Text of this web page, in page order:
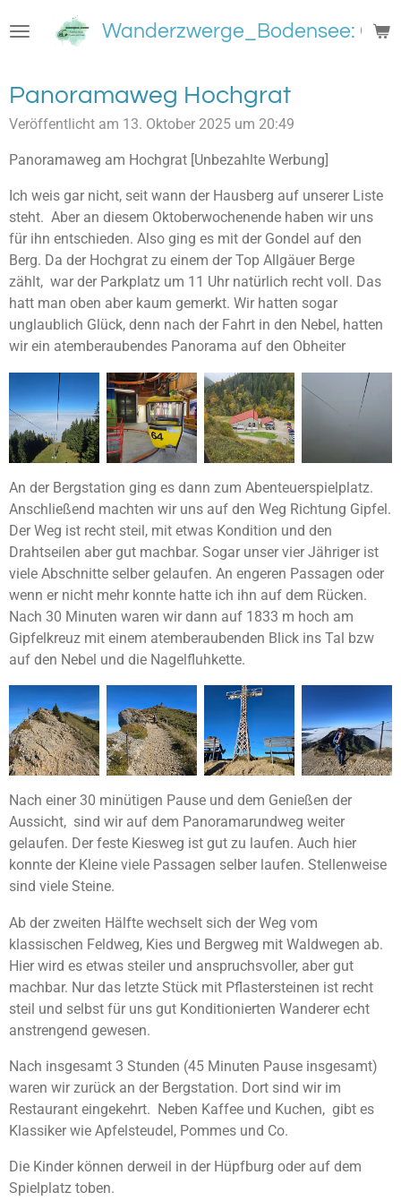
Hauptinhalt
Wanderzwerge_Bodensee:
Panoramaweg Hochgrat
Veröffentlicht am 13. Oktober 2025 um 20:49
Panoramaweg am Hochgrat [Unbezahlte Werbung]
Ich weis gar nicht, seit wann der Hausberg auf unserer Liste
steht. Aber an diesem Oktoberwochenende haben wir uns
für ihn entschieden. Also ging es mit der Gondel auf den
Berg. Da der Hochgrat zu einem der Top Allgäuer Berge
zählt, war der Parkplatz um 11 Uhr natürlich recht voll. Das
hatt man oben aber kaum gemerkt. Wir hatten sogar
unglaublich Glück, denn nach der Fahrt in den Nebel, hatten
wir ein atemberaubendes Panorama auf den Obheiter
An der Bergstation ging es dann zum Abenteuerspielplatz.
Anschließend machten wir uns auf den Weg Richtung Gipfel.
Der Weg ist recht steil, mit etwas Kondition und den
Drahtseilen aber gut machbar. Sogar unser vier Jähriger ist
viele Abschnitte selber gelaufen. An engeren Passagen oder
wenn er nicht mehr konnte hatte ich ihn auf dem Rücken.
Nach 30 Minuten waren wir dann auf 1833 m hoch am
Gipfelkreuz mit einem atemberaubenden Blick ins Tal bzw
auf den Nebel und die Nagelfluhkette.
Nach einer 30 minütigen Pause und dem Genießen der
Aussicht, sind wir auf dem Panoramarundweg weiter
gelaufen. Der feste Kiesweg ist gut zu laufen. Auch hier
konnte der Kleine viele Passagen selber laufen. Stellenweise
sind viele Steine.
Ab der zweiten Hälfte wechselt sich der Weg vom
klassischen Feldweg, Kies und Bergweg mit Waldwegen ab.
Hier wird es etwas steiler und anspruchsvoller, aber gut
machbar. Nur das letzte Stück mit Pflastersteinen ist recht
steil und selbst für uns gut Konditionierten Wanderer echt
anstrengend gewesen.
Nach insgesamt 3 Stunden (45 Minuten Pause insgesamt)
waren wir zurück an der Bergstation. Dort sind wir im
Restaurant eingekehrt. Neben Kaffee und Kuchen, gibt es
Klassiker wie Apfelsteudel, Pommes und Co.
Die Kinder können derweil in der Hüpfburg oder auf dem
Spielplatz toben.